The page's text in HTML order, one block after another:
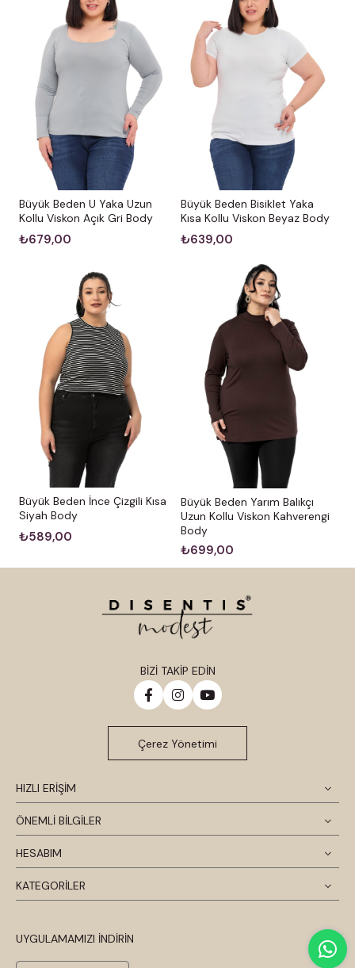
Büyük Beden U Yaka Uzun
Kollu Viskon Açık Gri Body
₺679,00
Büyük Beden Bisiklet Yaka
Kısa Kollu Viskon Beyaz Body
₺639,00
Büyük Beden İnce Çizgili Kısa
Siyah Body
₺589,00
Büyük Beden Yarım Balıkçı
Uzun Kollu Viskon Kahverengi
Body
₺699,00
HIZLI ERİŞİM
ÖNEMLİ BİLGİLER
HESABIM
KATEGORİLER
UYGULAMAMIZI İNDİRİN
BİZİ TAKİP EDİN
Çerez Yönetimi